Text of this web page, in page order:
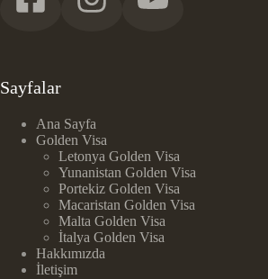
Sayfalar
Ana Sayfa
Golden Visa
Letonya Golden Visa
Yunanistan Golden Visa
Portekiz Golden Visa
Macaristan Golden Visa
Malta Golden Visa
İtalya Golden Visa
Hakkımızda
İletişim